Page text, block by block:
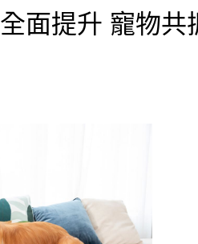
面提升 寵物